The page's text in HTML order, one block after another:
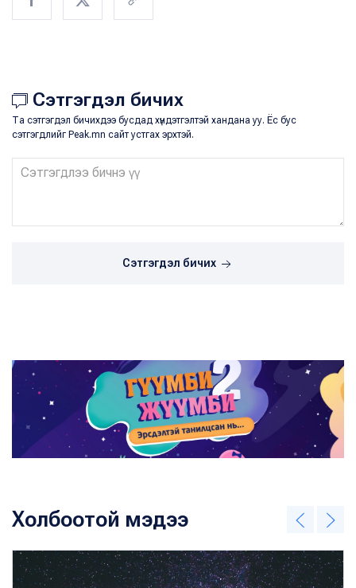
Сэтгэгдэл бичих
Та сэтгэгдэл бичихдээ бусдад хүндэтгэлтэй хандана уу. Ёс бус
сэтгэгдлийг Peak.mn сайт устгах эрхтэй.
Сэтгэгдэл бичих
Холбоотой мэдээ